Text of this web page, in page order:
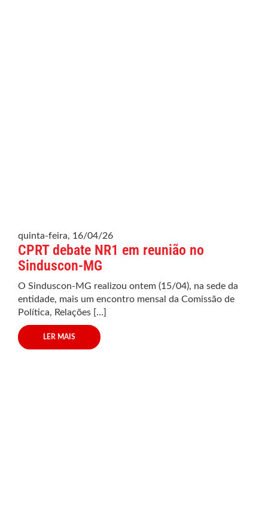
quinta-feira, 16/04/26
CPRT debate NR1 em reunião no
Sinduscon-MG
O Sinduscon-MG realizou ontem (15/04), na sede da
entidade, mais um encontro mensal da Comissão de
Política, Relações […]
LER MAIS